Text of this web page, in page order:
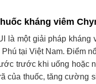
kháng viêm
là một giải pháp
tại Việt Nam. Điểm
trước khi uống hoặc
của thuốc, tăng cường